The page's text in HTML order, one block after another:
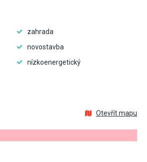
zahrada
novostavba
nízkoenergetický
Otevřít mapu